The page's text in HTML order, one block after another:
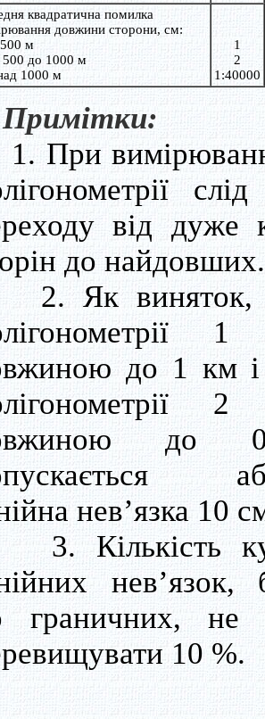
квадратична помилка
довжини сторони, см:
м
500 до 1000 м
1000 м
1
2
1:40000
Примітки:
При
від дуже
до найдовших.
Як виняток,
1
до 1 км і
2
до
нев’язка 10
Кількість
нев’язок,
граничних, не
10 %.